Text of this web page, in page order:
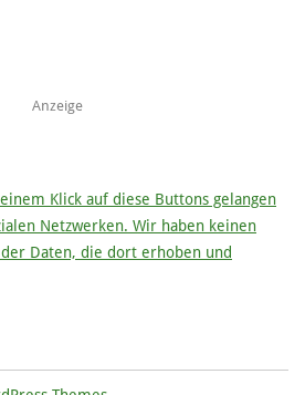
Anzeige
Klick auf diese Buttons gelangen
Netzwerken. Wir haben keinen
Daten, die dort erhoben und